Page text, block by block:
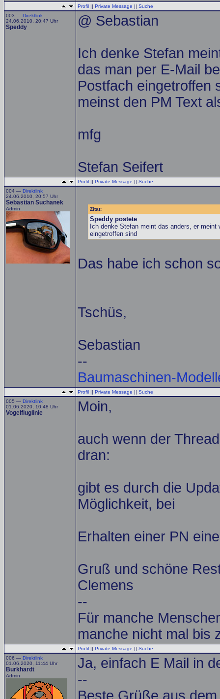
Profil || Private Message || Suche
003 — Direktlink
24.06.2010, 20:47 Uhr
Speddy @ Sebastian
Ich denke Stefan
das man per E-Mail
Postfach eingetroffen
meinst den PM Text
mfg
Stefan Seifert
Profil || Private Message || Suche
004 — Direktlink
24.06.2010, 20:57 Uhr
Sebastian Suchanek
Admin Zitat:
Speddy postete
Ich denke Stefan meint das anders, er
eingetroffen sind
Das habe ich schon
Tschüs,
Sebastian
--
Baumaschinen-
Profil || Private Message || Suche
005 — Direktlink
01.06.2020, 10:48 Uhr
Vogelfluglinie Moin,
auch wenn der
dran:
gibt es durch die
Möglichkeit, bei
Erhalten einer PN
Gruß und schöne
Clemens
--
Für manche
manche nicht mal bis
Profil || Private Message || Suche
006 — Direktlink
01.06.2020, 11:44 Uhr
Burkhardt
Admin
Ja, einfach E Mail in
--
Beste Grüße aus